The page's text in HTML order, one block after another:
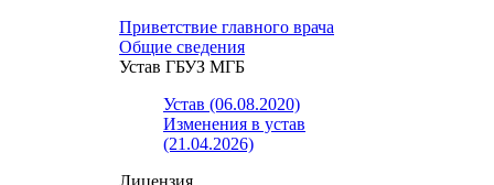
Приветствие главного врача
Общие сведения
Устав ГБУЗ МГБ
Устав (06.08.2020)
Изменения в устав
(21.04.2026)
Лицензия